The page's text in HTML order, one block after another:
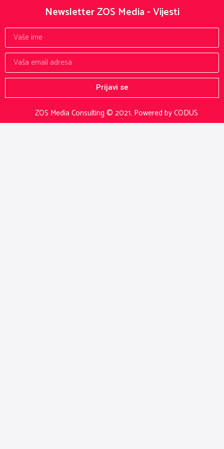
ZOS Media Consulting © 2021. Powered by CODUS
Newsletter ZOS Media - Vijesti
Prijavi se